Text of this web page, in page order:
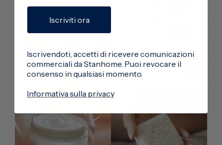
Iscriviti ora
Iscrivendoti, accetti di ricevere comunicazioni
commerciali da Stanhome. Puoi revocare il
consenso in qualsiasi momento.
Informativa sulla privacy